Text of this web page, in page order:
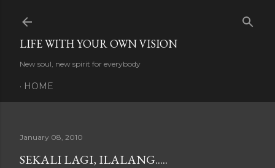
LIFE WITH YOUR OWN VISION
New soul, new spirit for everybody
HOME
January 08, 2010
SEKALI LAGI, ILALANG.....